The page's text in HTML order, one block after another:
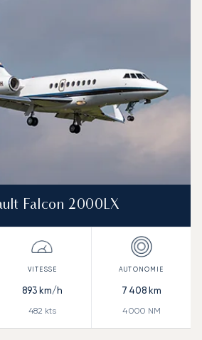
Falcon 2000LX
893km/h
482 kts
7 408km
4 000 NM